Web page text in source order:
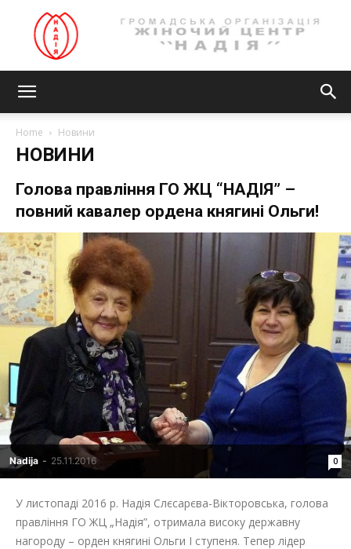
ЖІНОЧИЙ
"НАДІЯ"
Home Новини
НОВИНИ
Голова правління ГО ЖЦ “НАДІЯ” –
повний кавалер ордена княгині Ольги!
Nadija - 25.11.2016 0
У листопаді 2016 р. Надія Слєсарєва-Вікторовська, голова
правління ГО ЖЦ „Надія”, отримала високу державну
нагороду – орден княгині Ольги І ступеня. Тепер лідер